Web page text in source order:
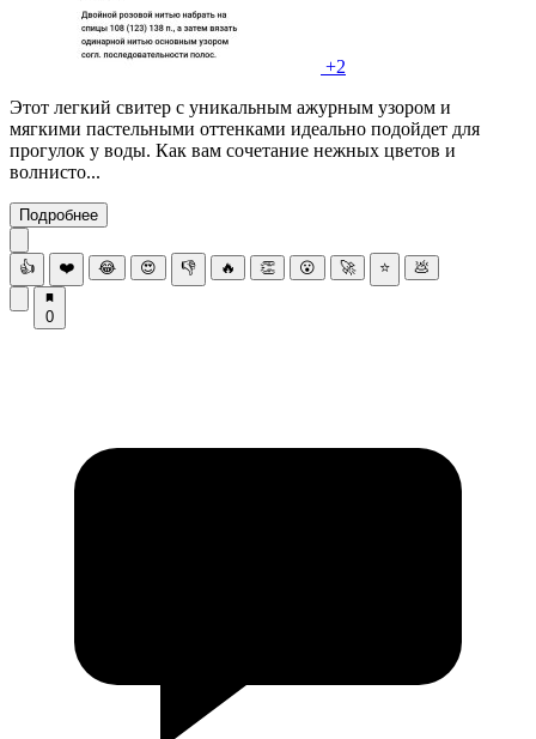
+2
Этот легкий свитер с уникальным ажурным узором и
мягкими пастельными оттенками идеально подойдет для
прогулок у воды. Как вам сочетание нежных цветов и
волнисто...
Подробнее
👍 ❤️ 😂 😍 👎 🔥 👏 😮 🚀 ⭐ 💩
0